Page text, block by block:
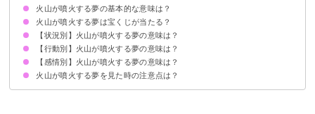
火山が噴火する夢の基本的な意味は？
感情を発散して悩みが解消する暗示
状況によって意味が決まる
火山が噴火する夢は宝くじが当たる？
吉夢の火山が噴火する夢なら宝くじ当たるかも
火山が噴火する夢を見て宝くじが当たった体験談
【状況別】火山が噴火する夢の意味は？
火山が噴火して噴石が飛んでくる夢【凶夢】
富士山が噴火する夢【吉夢】
火山が噴火して黒煙が立ち上がる夢【凶夢】
火山が噴火して溶岩が流れ出す夢【予知夢】
火山が噴火して死ぬ夢【予知夢】
火山が噴火して白煙が立ち上がる夢【吉夢】
火山が噴火して火山灰が降る夢【凶夢】
火山が今にも噴火しそうな夢【予知夢】
火山が噴火して溶岩が迫ってくる夢【予知夢】
火山が噴火してマグマがこちらに向かって流れてくる夢【予知夢】
火山が爆発するような噴火の夢【予知夢】
火山の噴火で溶岩が固まる夢【予知夢】
火山の噴火で溶岩で火傷する夢【予知夢】
【行動別】火山が噴火する夢の意味は？
火山の噴火から逃げる夢【予知夢】
火山の噴火口をのぞいている夢【予知夢】
火山の火口に近づいてみる夢【予知夢】
火山の噴火から逃げきれなかった夢【予知夢】
火山の噴火で溶岩の中に落ちる夢【予知夢】
火山が噴火したニュースを見る夢【警告夢】
【感情別】火山が噴火する夢の意味は？
火山の噴火を見てスッキリする夢【吉夢】
火山の噴火を見てモヤモヤした気分になった夢【予知夢】
火山の噴火を見て驚く夢【予知夢】
火山の噴火を見て不安になる夢【予知夢】
火山が噴火する夢を見た時の注意点は？
感情を発散して他人に迷惑をかけない
警告夢や凶夢なら内容を人に話す